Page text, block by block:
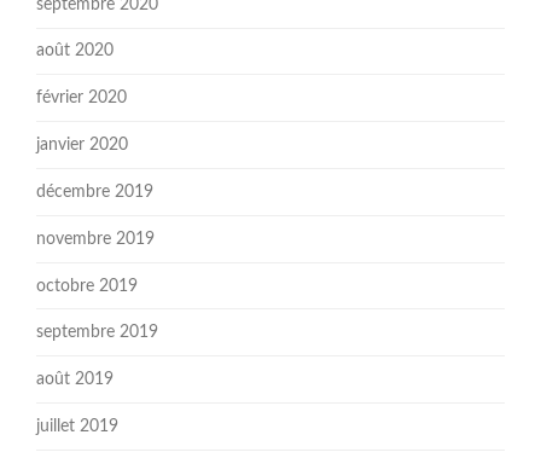
septembre 2020
août 2020
février 2020
janvier 2020
décembre 2019
novembre 2019
octobre 2019
septembre 2019
août 2019
juillet 2019